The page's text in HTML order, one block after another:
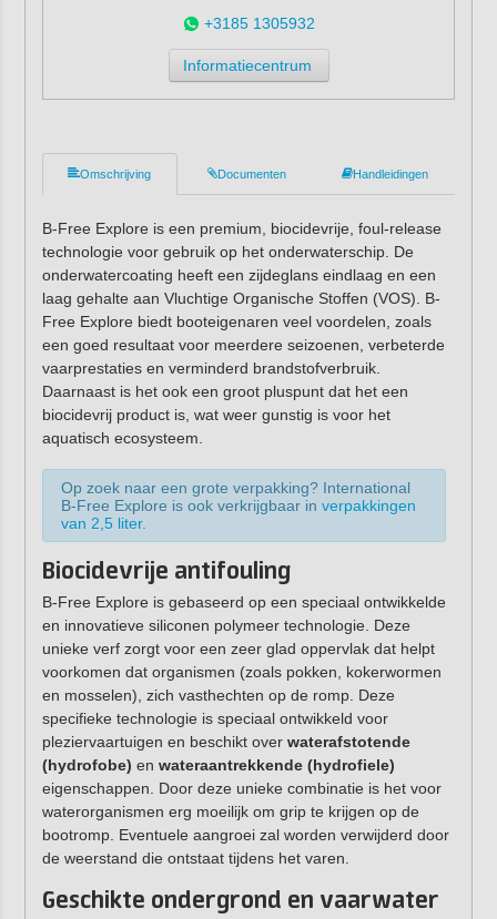
+3185 1305932
Informatiecentrum
Omschrijving Documenten Handleidingen
B-Free Explore is een premium, biocidevrije, foul-release
technologie voor gebruik op het onderwaterschip. De
onderwatercoating heeft een zijdeglans eindlaag en een
laag gehalte aan Vluchtige Organische Stoffen (VOS). B-
Free Explore biedt booteigenaren veel voordelen, zoals
een goed resultaat voor meerdere seizoenen, verbeterde
vaarprestaties en verminderd brandstofverbruik.
Daarnaast is het ook een groot pluspunt dat het een
biocidevrij product is, wat weer gunstig is voor het
aquatisch ecosysteem.
Op zoek naar een grote verpakking? International
B-Free Explore is ook verkrijgbaar in verpakkingen
van 2,5 liter.
Biocidevrije antifouling
B-Free Explore is gebaseerd op een speciaal ontwikkelde
en innovatieve siliconen polymeer technologie. Deze
unieke verf zorgt voor een zeer glad oppervlak dat helpt
voorkomen dat organismen (zoals pokken, kokerwormen
en mosselen), zich vasthechten op de romp. Deze
specifieke technologie is speciaal ontwikkeld voor
pleziervaartuigen en beschikt over waterafstotende
(hydrofobe) en wateraantrekkende (hydrofiele)
eigenschappen. Door deze unieke combinatie is het voor
waterorganismen erg moeilijk om grip te krijgen op de
bootromp. Eventuele aangroei zal worden verwijderd door
de weerstand die ontstaat tijdens het varen.
Geschikte ondergrond en vaarwater